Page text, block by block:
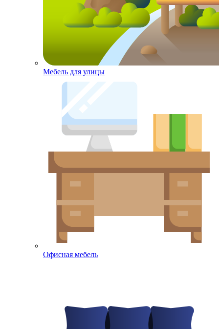
Мебель для улицы
Офисная мебель